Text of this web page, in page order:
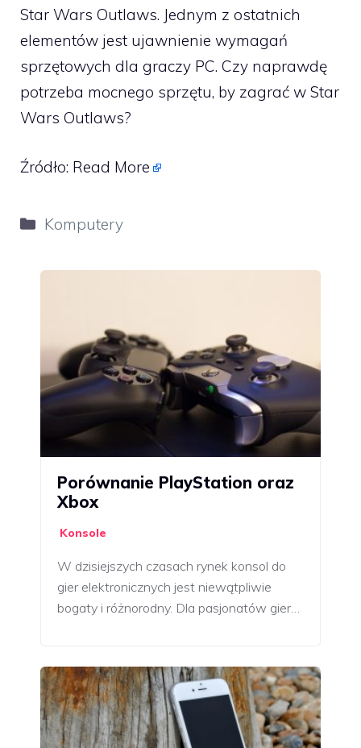
Star Wars Outlaws. Jednym z ostatnich
elementów jest ujawnienie wymagań
sprzętowych dla graczy PC. Czy naprawdę
potrzeba mocnego sprzętu, by zagrać w Star
Wars Outlaws?
Źródło: Read More
Kategorie
Komputery
Porównanie PlayStation oraz
Xbox
Konsole
W dzisiejszych czasach rynek konsol do
gier elektronicznych jest niewątpliwie
bogaty i różnorodny. Dla pasjonatów gier…